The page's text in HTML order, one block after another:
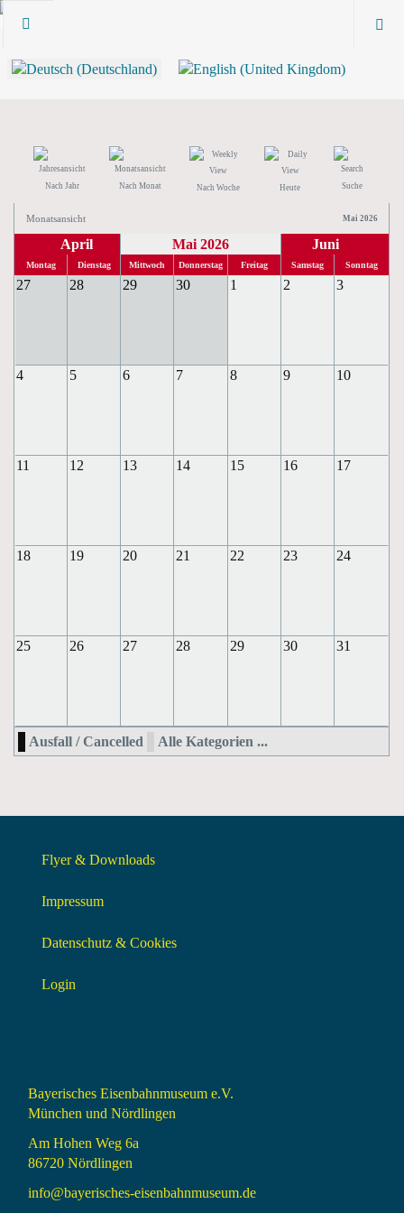
Nach Jahr Nach Monat Nach Woche Heute Suche
Monatsansicht Mai 2026
April Mai 2026 Juni
Montag Dienstag Mittwoch Donnerstag Freitag Samstag Sonntag
27 28 29 30 1 2 3
4 5 6 7 8 9 10
11 12 13 14 15 16 17
18 19 20 21 22 23 24
25 26 27 28 29 30 31
Ausfall / Cancelled Alle Kategorien ...
Flyer & Downloads
Impressum
Datenschutz & Cookies
Login
Bayerisches Eisenbahnmuseum e.V.
München und Nördlingen
Am Hohen Weg 6a
86720 Nördlingen
info@bayerisches-eisenbahnmuseum.de